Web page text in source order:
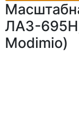
ЛАЗ-
Modimio)